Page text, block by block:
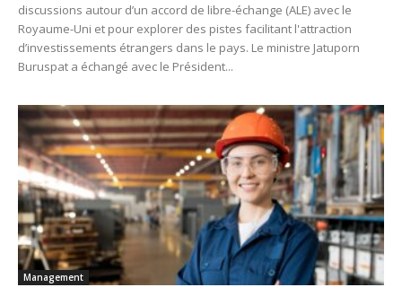
discussions autour d’un accord de libre-échange (ALE) avec le
Royaume-Uni et pour explorer des pistes facilitant l'attraction
d’investissements étrangers dans le pays. Le ministre Jatuporn
Buruspat a échangé avec le Président...
Management